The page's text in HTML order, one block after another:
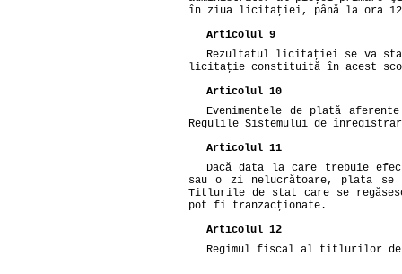
în ziua licitaţiei, până la ora
Articolul 9
Rezultatul licitaţiei se va
licitaţie constituită în acest
Articolul 10
Evenimentele de plată
Regulile Sistemului de
Articolul 11
Dacă data la care trebuie
sau o zi nelucrătoare, plata se
Titlurile de stat care se
pot fi tranzacţionate.
Articolul 12
Regimul fiscal al titlurilor de